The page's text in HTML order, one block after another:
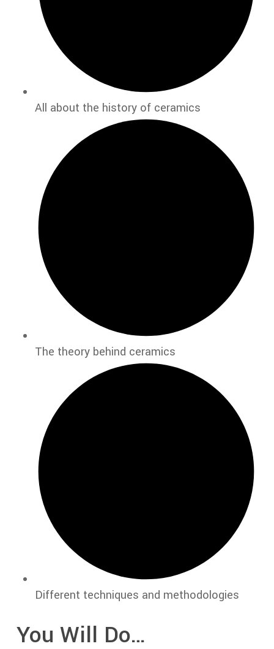
All about the history of ceramics
The theory behind ceramics
Different techniques and methodologies
You Will Do…